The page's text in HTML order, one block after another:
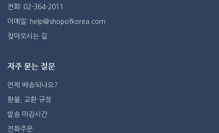
전화: 02-364-2011
이메일: help@shopofkorea.com
찾아오시는 길
자주 묻는 질문
언제 배송되나요?
환불, 교환 규정
발송 마감시간
전화주문